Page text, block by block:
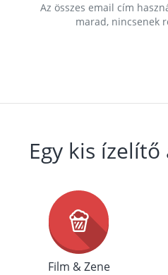
Az összes email cím
marad, nincsenek
Egy kis
Film & Zene